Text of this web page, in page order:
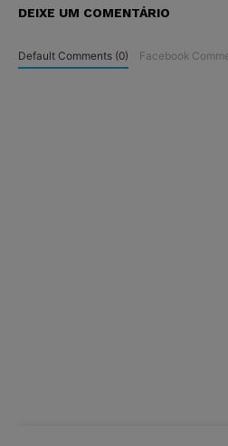
DEIXE UM COMENTÁRIO
Default Comments (0) Facebook